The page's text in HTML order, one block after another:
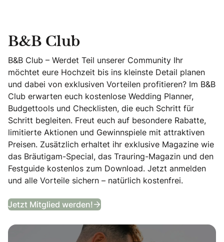
B&B Club
B&B Club – Werdet Teil unserer Community Ihr
möchtet eure Hochzeit bis ins kleinste Detail planen
und dabei von exklusiven Vorteilen profitieren? Im B&B
Club erwarten euch kostenlose Wedding Planner,
Budgettools und Checklisten, die euch Schritt für
Schritt begleiten. Freut euch auf besondere Rabatte,
limitierte Aktionen und Gewinnspiele mit attraktiven
Preisen. Zusätzlich erhaltet ihr exklusive Magazine wie
das Bräutigam-Special, das Trauring-Magazin und den
Festguide kostenlos zum Download. Jetzt anmelden
und alle Vorteile sichern – natürlich kostenfrei.
Jetzt Mitglied werden! B&B Club